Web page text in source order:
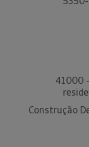
41000
Construção